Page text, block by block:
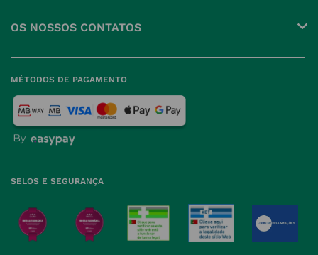
Política de Privacidade
Política de Cookies
Política de Devoluções
OS NOSSOS CONTATOS
Farmácias perto de si
MÉTODOS DE PAGAMENTO
SELOS E SEGURANÇA